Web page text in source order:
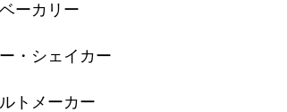
ーカリー
・シェイカー
トメーカー